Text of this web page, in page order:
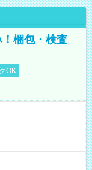
梱包・検査
OK